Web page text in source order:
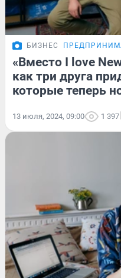
БИЗНЕС
«Вместо I love
как три друга
которые теперь
13 июля, 2024, 09:00 1 397